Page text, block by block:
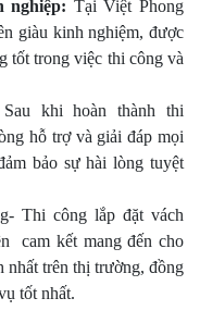
nghiệp: Tại Việt Phong
giàu kinh nghiệm, được
tốt trong việc thi công và
Sau khi hoàn thành thi
hỗ trợ và giải đáp mọi
bảo sự hài lòng tuyệt
Thi công lắp đặt vách
cam kết mang đến cho
nhất trên thị trường, đồng
tốt nhất.